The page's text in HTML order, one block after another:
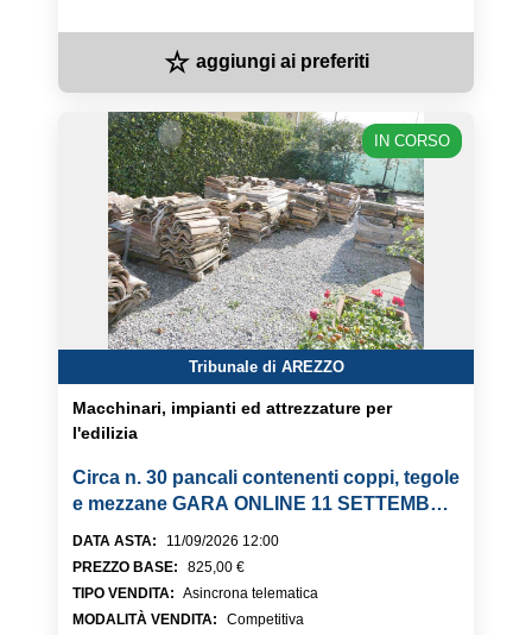
☆ aggiungi ai preferiti
IN CORSO
Tribunale di AREZZO
Macchinari, impianti ed attrezzature per
l'edilizia
Circa n. 30 pancali contenenti coppi, tegole
e mezzane GARA ONLINE 11 SETTEMBRE
DATA ASTA:
11/09/2026 12:00
PREZZO BASE:
825,00 €
TIPO VENDITA: Asincrona telematica
MODALITÀ VENDITA:
Competitiva